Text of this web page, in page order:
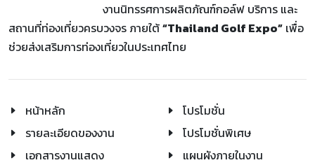
งานนิทรรศการผลิตภัณฑ์กอล์ฟ บริการ และ
สถานที่ท่องเที่ยวครบวงจร ภายใต้“Thailand Golf Expo” เพื่อ
ช่วยส่งเสริมการท่องเที่ยวในประเทศไทย
หน้าหลัก
รายละเอียดของงาน
เอกสารงานแสดง
โปรโมชั่น
โปรโมชั่นพิเศษ
แผนผังภายในงาน